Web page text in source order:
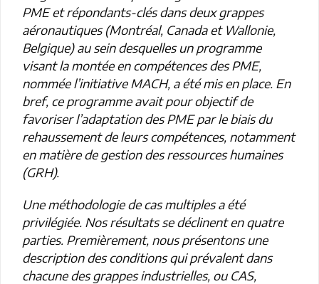
PME et répondants-clés dans deux grappes
aéronautiques (Montréal, Canada et Wallonie,
Belgique) au sein desquelles un programme
visant la montée en compétences des PME,
nommée l’initiative MACH, a été mis en place. En
bref, ce programme avait pour objectif de
favoriser l’adaptation des PME par le biais du
rehaussement de leurs compétences, notamment
en matière de gestion des ressources humaines
(GRH).
Une méthodologie de cas multiples a été
privilégiée. Nos résultats se déclinent en quatre
parties. Premièrement, nous présentons une
description des conditions qui prévalent dans
chacune des grappes industrielles, ou CAS,